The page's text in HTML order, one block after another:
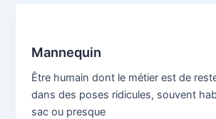
Mannequin
Être humain dont le métier est de
dans des poses ridicules, souvent
sac ou presque